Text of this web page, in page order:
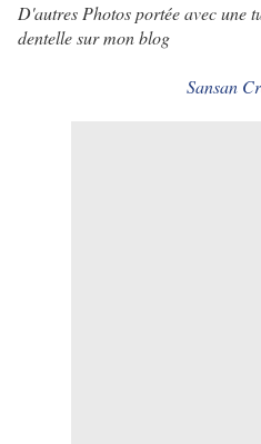
D'autres Photos portée avec une
dentelle sur mon blog
Sansan